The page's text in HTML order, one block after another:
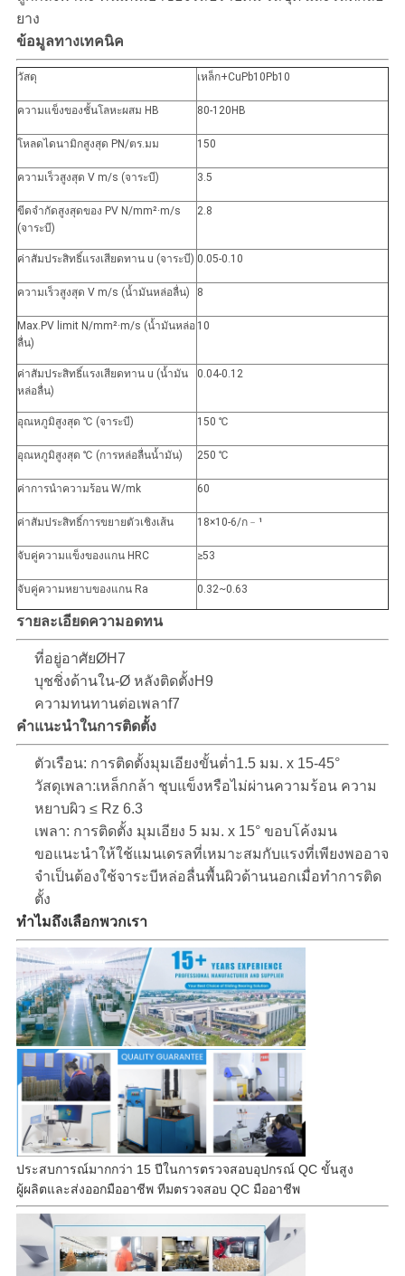
ยาง
ข้อมูลทางเทคนิค
วัสดุ เหล็ก+CuPb10Pb10
ความแข็งของชั้นโลหะผสม HB 80-120HB
โหลดไดนามิกสูงสุด PN/ตร.มม 150
ความเร็วสูงสุด V m/s (จาระบี) 3.5
ขีดจำกัดสูงสุดของ PV N/mm²·m/s
(จาระบี)
2.8
ค่าสัมประสิทธิ์แรงเสียดทาน u (จาระบี) 0.05-0.10
ความเร็วสูงสุด V m/s (น้ำมันหล่อลื่น) 8
Max.PV limit N/mm²·m/s (น้ำมันหล่อ
ลื่น)
10
ค่าสัมประสิทธิ์แรงเสียดทาน u (น้ำมัน
หล่อลื่น)
0.04-0.12
อุณหภูมิสูงสุด ℃ (จาระบี) 150 ℃
อุณหภูมิสูงสุด ℃ (การหล่อลื่นน้ำมัน) 250 ℃
ค่าการนำความร้อน W/mk 60
ค่าสัมประสิทธิ์การขยายตัวเชิงเส้น 18×10-6/ก﹣ ¹
จับคู่ความแข็งของแกน HRC ≥53
จับคู่ความหยาบของแกน Ra 0.32~0.63
รายละเอียดความอดทน
ที่อยู่อาศัยØH7
บุชชิ่งด้านใน-Ø หลังติดตั้งH9
ความทนทานต่อเพลาf7
คำแนะนำในการติดตั้ง
ตัวเรือน: การติดตั้งมุมเอียงขั้นต่ำ1.5 มม. x 15-45°
วัสดุเพลา:เหล็กกล้า ชุบแข็งหรือไม่ผ่านความร้อน ความ
หยาบผิว ≤ Rz 6.3
เพลา: การติดตั้ง มุมเอียง 5 มม. x 15° ขอบโค้งมน
ขอแนะนำให้ใช้แมนเดรลที่เหมาะสมกับแรงที่เพียงพออาจ
จำเป็นต้องใช้จาระบีหล่อลื่นพื้นผิวด้านนอกเมื่อทำการติด
ตั้ง
ทำไมถึงเลือกพวกเรา
ประสบการณ์มากกว่า 15 ปีในการตรวจสอบอุปกรณ์ QC ขั้นสูง
ผู้ผลิตและส่งออกมืออาชีพ ทีมตรวจสอบ QC มืออาชีพ